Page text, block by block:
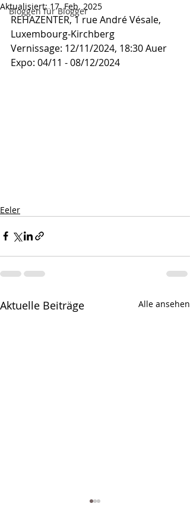
Bloggen für Blogger
Aktualisiert:17. Feb. 2025
REHAZENTER, 1 rue André Vésale,
Luxembourg-Kirchberg
Vernissage: 12/11/2024, 18:30 Auer
Expo: 04/11 - 08/12/2024
Eeler
Aktuelle Beiträge Alle ansehen